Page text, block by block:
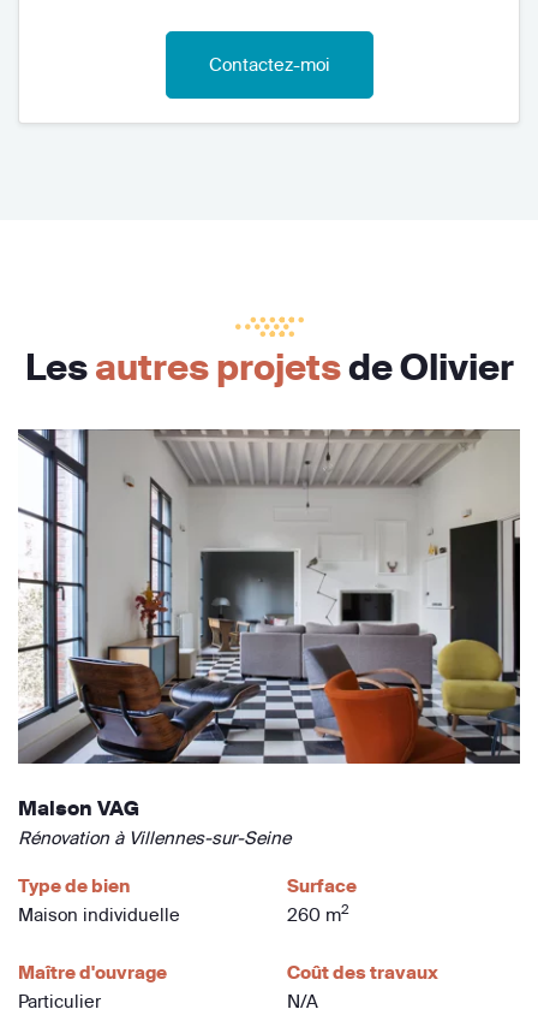
Contactez-moi
Lesautres projetsde Olivier
Maison VAG
Rénovation à Villennes-sur-Seine
Type de bien
Maison individuelle
Surface
260 m2
Maître d'ouvrage
Particulier
Coût des travaux
N/A